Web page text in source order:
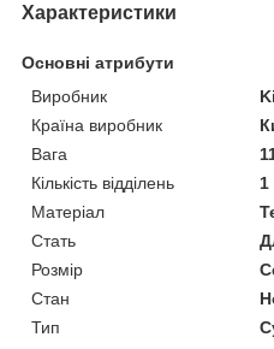
Характеристики
Основні атрибути
Виробник
Країна виробник
Вага
Кількість відділень
1
Матеріал
Стать
Розмір
Стан
Тип